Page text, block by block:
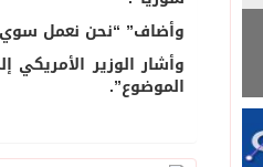
وأضاف” “نحن نعمل
وأشار الوزير
الموضوع”.